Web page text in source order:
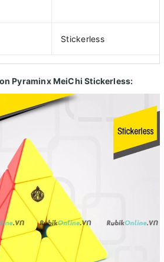
Stickerless
Pyraminx MeiChi Stickerless: